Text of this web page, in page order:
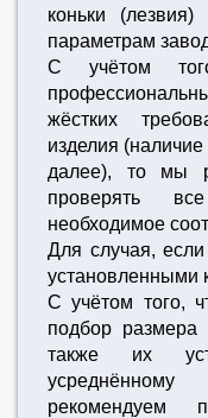
коньки (лезвия)
параметрам
C учётом
жёстких
изделия
далее), то мы
проверять
необходимое
Для случая,
установленными
С учётом того,
подбор размера
также их
рекомендуем